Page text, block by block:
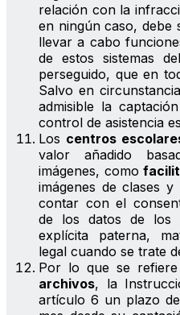
relación con la
en ningún caso, debe
llevar a cabo
de estos sistemas
perseguido, que en
Salvo en
admisible la
control de asistencia
Los centros
valor añadido
imágenes, como
imágenes de clases
contar con el
de los datos de los
explícita paterna,
legal cuando se trate
Por lo que se
archivos, la
artículo 6 un plazo